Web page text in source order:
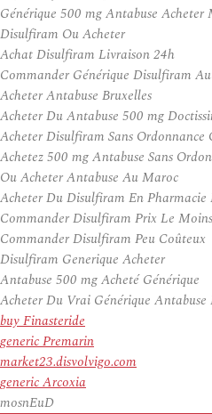
Générique 500 mg Antabuse
Disulfiram Ou Acheter
Achat Disulfiram Livraison 24h
Commander Générique Disulfiram
Acheter Antabuse Bruxelles
Acheter Du Antabuse 500 mg
Acheter Disulfiram Sans Ordonnance
Achetez 500 mg Antabuse Sans
Ou Acheter Antabuse Au Maroc
Acheter Du Disulfiram En Pharmacie
Commander Disulfiram Prix Le
Commander Disulfiram Peu Coûteux
Disulfiram Generique Acheter
Antabuse 500 mg Acheté Générique
Acheter Du Vrai Générique
buy Finasteride
generic Premarin
market23.disvolvigo.com
generic Arcoxia
mosnEuD